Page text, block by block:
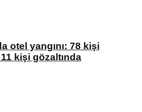
otel yangını: 78 kişi
kişi gözaltında